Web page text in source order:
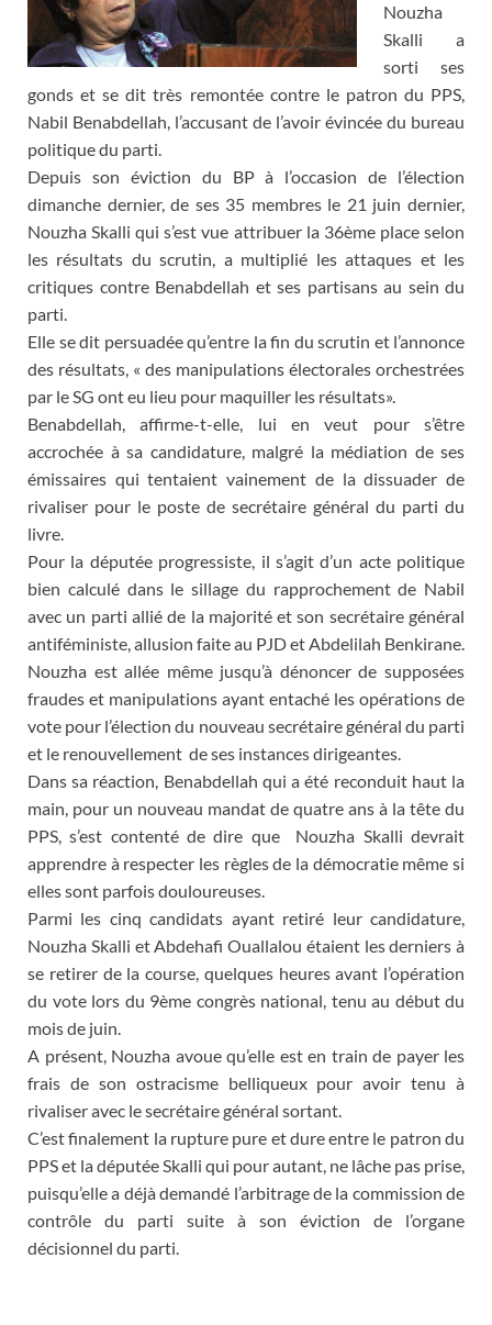
Nouzha
Skalli a
sorti ses
gonds et se dit très remontée contre le patron du PPS,
Nabil Benabdellah, l’accusant de l’avoir évincée du bureau
politique du parti.
Depuis son éviction du BP à l’occasion de l’élection
dimanche dernier, de ses 35 membres le 21 juin dernier,
Nouzha Skalli qui s’est vue attribuer la 36ème place selon
les résultats du scrutin, a multiplié les attaques et les
critiques contre Benabdellah et ses partisans au sein du
parti.
Elle se dit persuadée qu’entre la fin du scrutin et l’annonce
des résultats, « des manipulations électorales orchestrées
par le SG ont eu lieu pour maquiller les résultats».
Benabdellah, affirme-t-elle, lui en veut pour s’être
accrochée à sa candidature, malgré la médiation de ses
émissaires qui tentaient vainement de la dissuader de
rivaliser pour le poste de secrétaire général du parti du
livre.
Pour la députée progressiste, il s’agit d’un acte politique
bien calculé dans le sillage du rapprochement de Nabil
avec un parti allié de la majorité et son secrétaire général
antiféministe, allusion faite au PJD et Abdelilah Benkirane.
Nouzha est allée même jusqu’à dénoncer de supposées
fraudes et manipulations ayant entaché les opérations de
vote pour l’élection du nouveau secrétaire général du parti
et le renouvellement de ses instances dirigeantes.
Dans sa réaction, Benabdellah qui a été reconduit haut la
main, pour un nouveau mandat de quatre ans à la tête du
PPS, s’est contenté de dire que Nouzha Skalli devrait
apprendre à respecter les règles de la démocratie même si
elles sont parfois douloureuses.
Parmi les cinq candidats ayant retiré leur candidature,
Nouzha Skalli et Abdehafi Ouallalou étaient les derniers à
se retirer de la course, quelques heures avant l’opération
du vote lors du 9ème congrès national, tenu au début du
mois de juin.
A présent, Nouzha avoue qu’elle est en train de payer les
frais de son ostracisme belliqueux pour avoir tenu à
rivaliser avec le secrétaire général sortant.
C’est finalement la rupture pure et dure entre le patron du
PPS et la députée Skalli qui pour autant, ne lâche pas prise,
puisqu’elle a déjà demandé l’arbitrage de la commission de
contrôle du parti suite à son éviction de l’organe
décisionnel du parti.